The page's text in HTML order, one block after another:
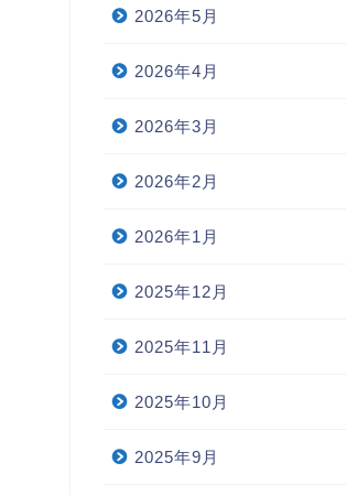
2026年5月
2026年4月
2026年3月
2026年2月
2026年1月
2025年12月
2025年11月
2025年10月
2025年9月